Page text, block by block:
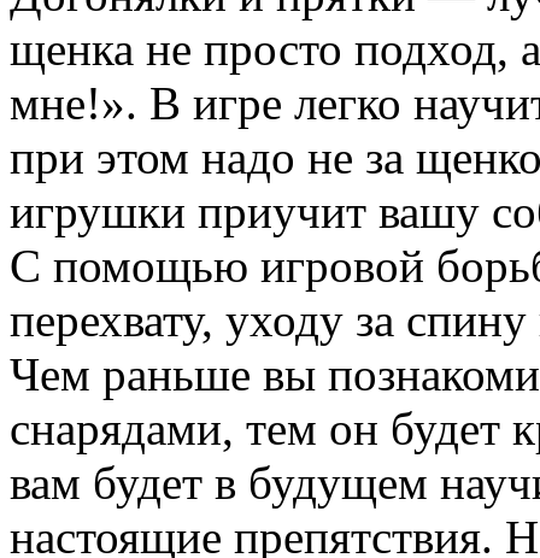
щенка не просто подход,
мне!». В игре легко
при этом надо не за
игрушки приучит вашу
C помощью игровой
перехвату, уходу за
Чем раньше вы
снарядами, тем он будет
вам будет в будущем
настоящие препятствия.